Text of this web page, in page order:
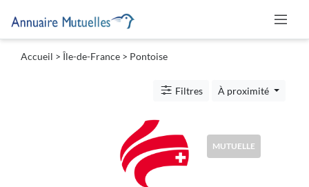
Accueil > Île-de-France > Pontoise
Filtres À proximité
MUTUELLE